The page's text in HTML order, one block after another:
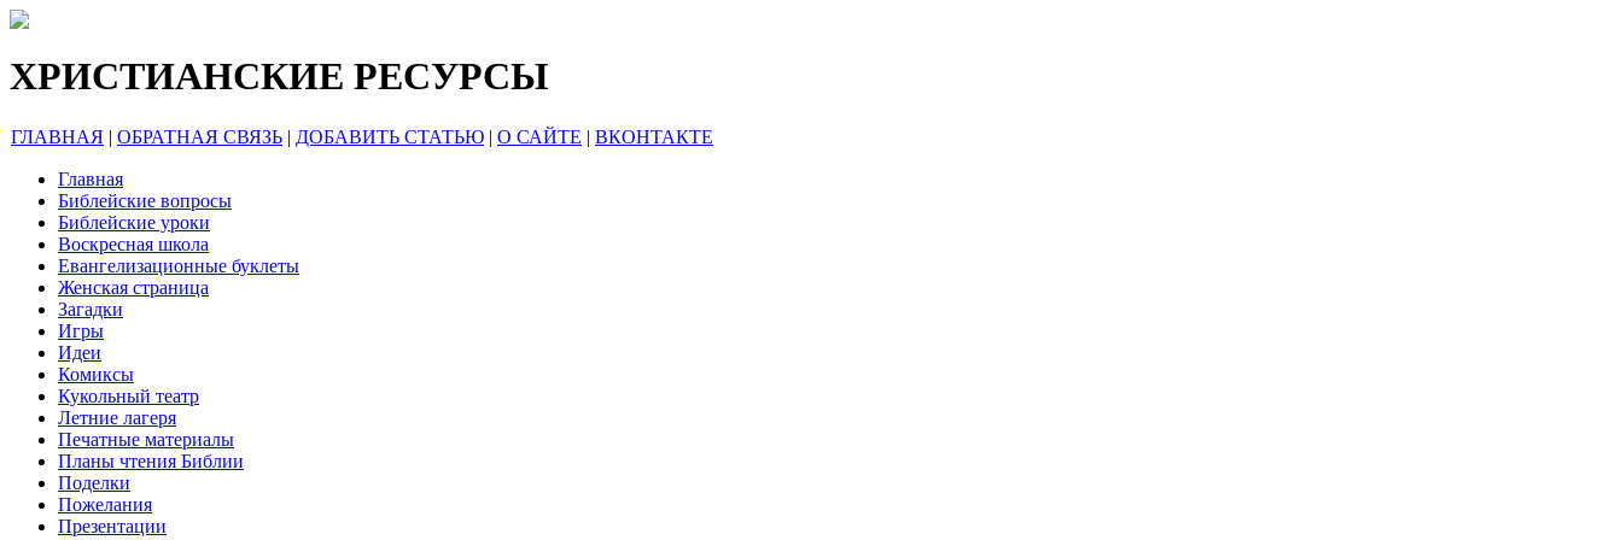
ХРИСТИАНСКИЕ РЕСУРСЫ
ГЛАВНАЯ | ОБРАТНАЯ СВЯЗЬ | ДОБАВИТЬ СТАТЬЮ | О САЙТЕ | ВКОНТАКТЕ
Главная
Библейские вопросы
Библейские уроки
Воскресная школа
Евангелизационные буклеты
Женская страница
Загадки
Игры
Идеи
Комиксы
Кукольный театр
Летние лагеря
Печатные материалы
Планы чтения Библии
Поделки
Пожелания
Презентации